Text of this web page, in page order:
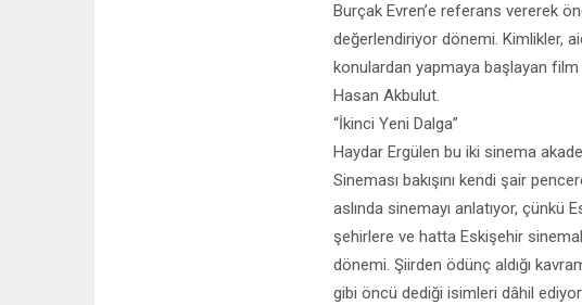
Burçak Evren’e referans vererek
değerlendiriyor dönemi. Kimlikler,
konulardan yapmaya başlayan
Hasan Akbulut.
“İkinci Yeni Dalga”
Haydar Ergülen bu iki sinema
Sineması bakışını kendi şair
aslında sinemayı anlatıyor, çünkü
şehirlere ve hatta Eskişehir
dönemi. Şiirden ödünç aldığı
gibi öncü dediği isimleri dâhil